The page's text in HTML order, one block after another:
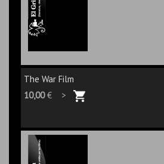
The War Film
10,00€ >